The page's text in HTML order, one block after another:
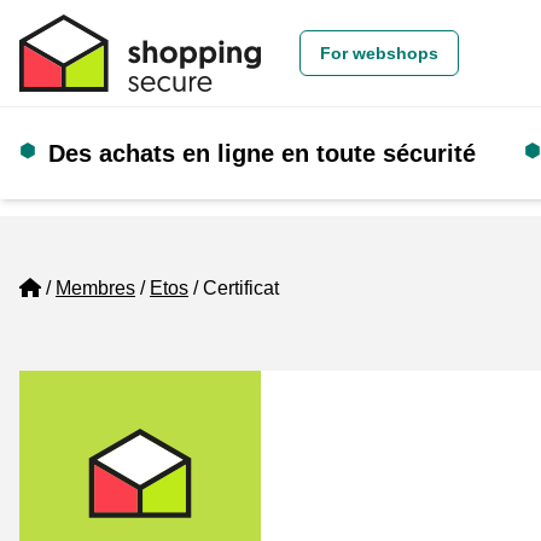
For webshops
Des achats en ligne en toute sécurité
Home
Membres Etos Certificat